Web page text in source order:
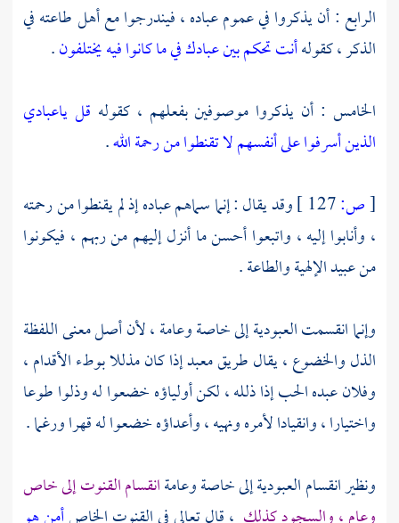
الرابع : أن يذكروا في عموم عباده ، فيندرجوا مع أهل طاعته في
الذكر ، كقولهأنت تحكم بين عبادك في ما كانوا فيه يختلفون.
الخامس : أن يذكروا موصوفين بفعلهم ، كقوله قل ياعبادي
الذين أسرفوا على أنفسهم لا تقنطوا من رحمة الله.
[ص:
وقد يقال : إنما سماهم عباده إذ لم يقنطوا من رحمته
، وأنابوا إليه ، واتبعوا أحسن ما أنزل إليهم من ربهم ، فيكونوا
من عبيد الإلهية والطاعة .
وإنما انقسمت العبودية إلى خاصة وعامة ، لأن أصل معنى اللفظة
الذل والخضوع ، يقال طريق معبد إذا كان مذللا بوطء الأقدام ،
وفلان عبده الحب إذا ذلله ، لكن أولياؤه خضعوا له وذلوا طوعا
واختيارا ، وانقيادا لأمره ونهيه ، وأعداؤه خضعوا له قهرا ورغما .
ونظير انقسام العبودية إلى خاصة وعامةانقسام القنوت إلى خاص